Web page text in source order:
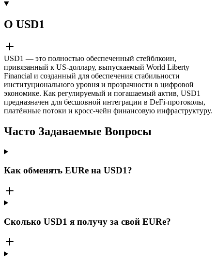
О USD1
USD1 — это полностью обеспеченный стейблкоин,
привязанный к US-доллару, выпускаемый World Liberty
Financial и созданный для обеспечения стабильности
институционального уровня и прозрачности в цифровой
экономике. Как регулируемый и погашаемый актив, USD1
предназначен для бесшовной интеграции в DeFi-протоколы,
платёжные потоки и кросс-чейн финансовую инфраструктуру.
Часто Задаваемые Вопросы
Как обменять EURe на USD1?
Сколько USD1 я получу за свой EURe?